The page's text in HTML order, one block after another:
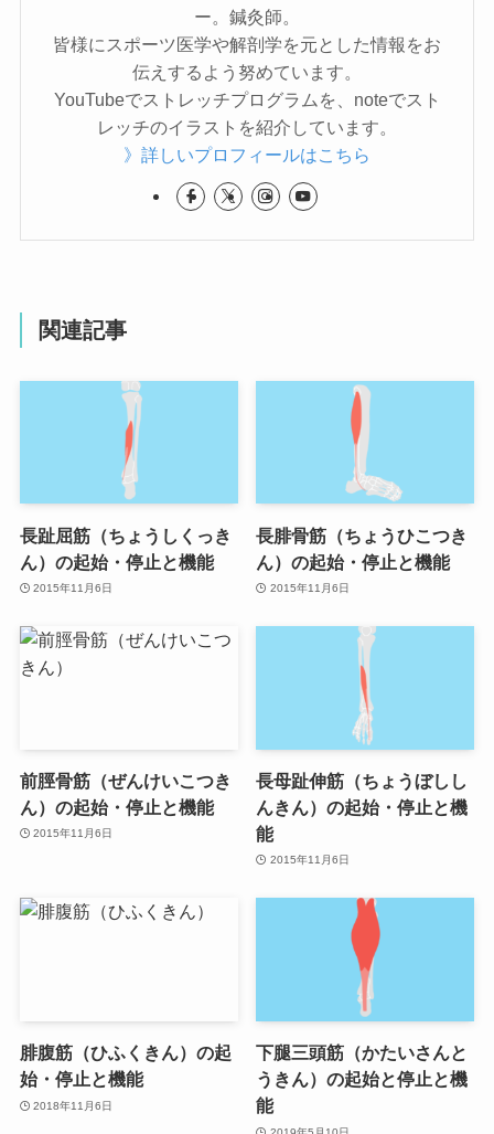
ー。鍼灸師。
皆様にスポーツ医学や解剖学を元とした情報をお
伝えするよう努めています。
YouTubeでストレッチプログラムを、noteでスト
レッチのイラストを紹介しています。
》詳しいプロフィールはこちら
関連記事
長趾屈筋（ちょうしくっき
ん）の起始・停止と機能
2015年11月6日
長腓骨筋（ちょうひこつき
ん）の起始・停止と機能
2015年11月6日
前脛骨筋（ぜんけいこつき
ん）の起始・停止と機能
2015年11月6日
長母趾伸筋（ちょうぼしし
んきん）の起始・停止と機
能
2015年11月6日
腓腹筋（ひふくきん）の起
始・停止と機能
2018年11月6日
下腿三頭筋（かたいさんと
うきん）の起始と停止と機
能